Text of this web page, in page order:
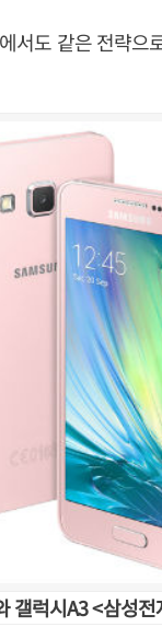
서도 같은 전략으
갤럭시A3 <삼성전